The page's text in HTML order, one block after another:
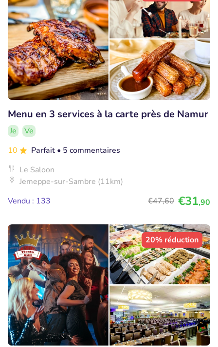
Menu en 3 services à la carte près de Namur
Je
Ve
10
Parfait • 5 commentaires
Le Saloon
Jemeppe-sur-Sambre (11km)
Vendu : 133
€47,60 €31,90
20% réduction